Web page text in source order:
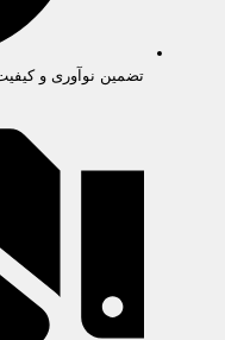
تضمین نوآوری و